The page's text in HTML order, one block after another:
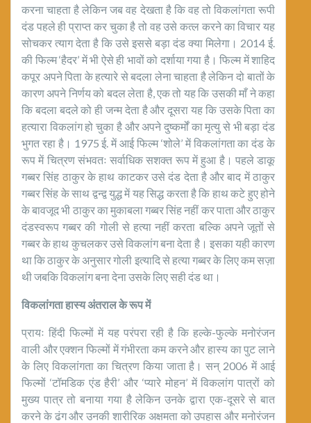
करना चाहता है लेकिन जब वह देखता है कि वह तो विकलांगता रूपी
दंड पहले ही प्राप्त कर चुका है तो वह उसे कत्ल करने का विचार यह
सोचकर त्याग देता है कि उसे इससे बड़ा दंड क्या मिलेगा। 2014 ई.
की फिल्म ‘हैदर’ में भी ऐसे ही भावों को दर्शाया गया है। फिल्म में शाहिद
कपूर अपने पिता के हत्यारे से बदला लेना चाहता है लेकिन दो बातों के
कारण अपने निर्णय को बदल लेता है, एक तो यह कि उसकी माँ ने कहा
कि बदला बदले को ही जन्म देता है और दूसरा यह कि उसके पिता का
हत्यारा विकलांग हो चुका है और अपने दुष्कर्मों का मृत्यु से भी बड़ा दंड
भुगत रहा है। 1975 ई. में आई फिल्म ‘शोले’ में विकलांगता का दंड के
रूप में चित्रण संभवतः सर्वाधिक सशक्त रूप में हुआ है। पहले डाकू
गब्बर सिंह ठाकुर के हाथ काटकर उसे दंड देता है और बाद में ठाकुर
गब्बर सिंह के साथ द्वन्द्व युद्ध में यह सिद्ध करता है कि हाथ कटे हुए होने
के बावजूद भी ठाकुर का मुकाबला गब्बर सिंह नहीं कर पाता और ठाकुर
दंडस्वरूप गब्बर की गोली से हत्या नहीं करता बल्कि अपने जूतों से
गब्बर के हाथ कुचलकर उसे विकलांग बना देता है। इसका यही कारण
था कि ठाकुर के अनुसार गोली इत्यादि से हत्या गब्बर के लिए कम सज़ा
थी जबकि विकलांग बना देना उसके लिए सही दंड था।
विकलांगता हास्य अंतराल के रूप में
प्रायः हिंदी फिल्मों में यह परंपरा रही है कि हल्के-फुल्के मनोरंजन
वाली और एक्शन फिल्मों में गंभीरता कम करने और हास्य का पुट लाने
के लिए विकलांगता का चित्रण किया जाता है। सन् 2006 में आई
फिल्मों ‘टॉमडिक एंड हैरी’ और ‘प्यारे मोहन’ में विकलांग पात्रों को
मुख्य पात्र तो बनाया गया है लेकिन उनके द्वारा एक-दूसरे से बात
करने के ढंग और उनकी शारीरिक अक्षमता को उपहास और मनोरंजन